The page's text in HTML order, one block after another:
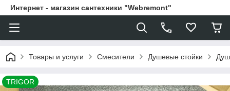
Интернет - магазин сантехники "Webremont"
Товары и услуги Смесители Душевые стойки
TRIGOR